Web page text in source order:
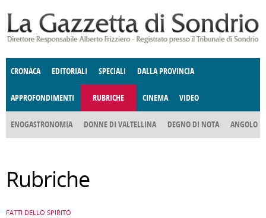
CRONACA EDITORIALI SPECIALI DALLA PROVINCIA
APPROFONDIMENTI
SOCIETÀ COSTUME ECONOMIA GIUSTIZIA TERRITORIO CULTURA
RUBRICHE
ENOGASTRONOMIA DONNE DI VALTELLINA DEGNO DI NOTA ANGOLO
CINEMA VIDEO
Rubriche
FATTI DELLO SPIRITO